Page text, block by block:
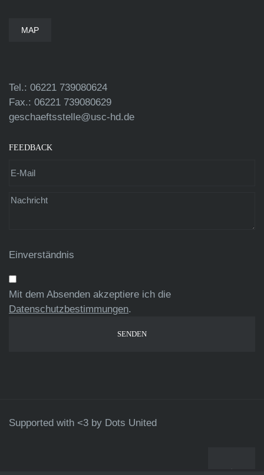
MAP
Tel.: 06221 739080624
Fax.: 06221 739080629
geschaeftsstelle@usc-hd.de
FEEDBACK
Einverständnis
Mit dem Absenden akzeptiere ich die
Datenschutzbestimmungen.
Supported with <3 by Dots United